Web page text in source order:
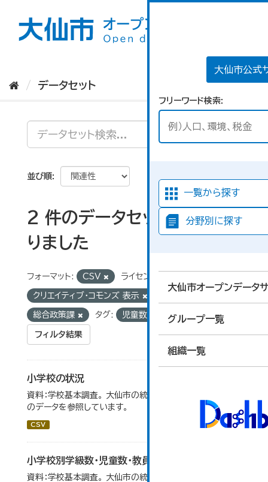
大仙市公式
フリーワード検索
一覧から探す
分野別に探す
大仙市オープンデータ
グループ一覧
組織一覧
データセット
並び順
2 件のデータセットが見つか
りました
フォーマット: CSV ライセンス:
クリエイティブ・コモンズ 表示
総合政策課 タグ: 児童数
フィルタ結果
小学校の状況
資料：学校基本調査。 大仙市の統計「14-3 小学校の状況」
のデータを参照しています。
CSV
小学校別学級数・児童数・教員数
資料：学校基本調査。 大仙市の統計「14-4 小学校別学級